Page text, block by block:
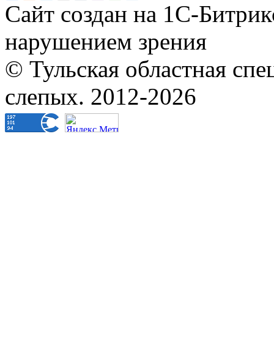
Сайт создан на 1С-
нарушением зрения
© Тульская областная
слепых. 2012-2026